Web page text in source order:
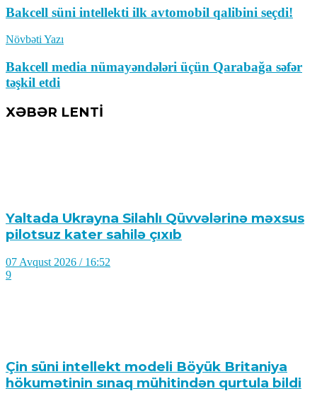
Bakcell süni intellekti ilk avtomobil qalibini seçdi!
Növbəti Yazı
Bakcell media nümayəndələri üçün Qarabağa səfər
təşkil etdi
XƏBƏR LENTİ
Yaltada Ukrayna Silahlı Qüvvələrinə məxsus
pilotsuz kater sahilə çıxıb
07 Avqust 2026 / 16:52
9
Çin süni intellekt modeli Böyük Britaniya
hökumətinin sınaq mühitindən qurtula bildi